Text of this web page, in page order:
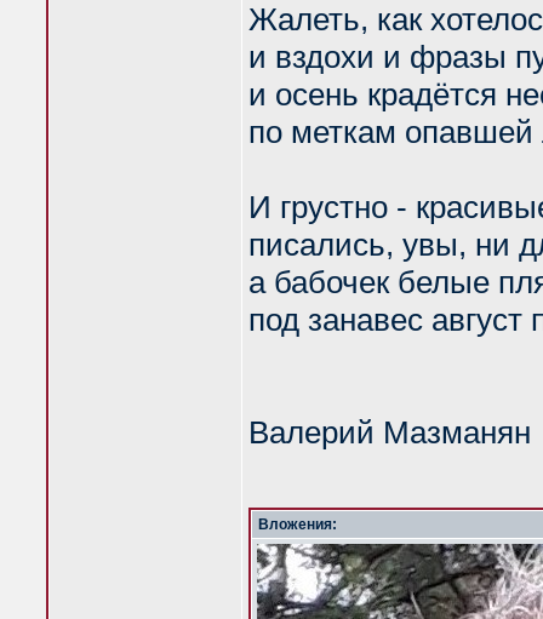
Жалеть, как
и вздохи и фразы
и осень крадётся
по меткам опавшей
И грустно -
писались, увы, ни
а бабочек белые
под занавес август
Валерий Мазманян
Вложения: